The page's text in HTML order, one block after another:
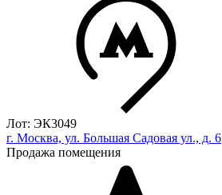
Лот: ЭК3049
г. Москва, ул. Большая Садовая ул., д. 6
Продажа помещения